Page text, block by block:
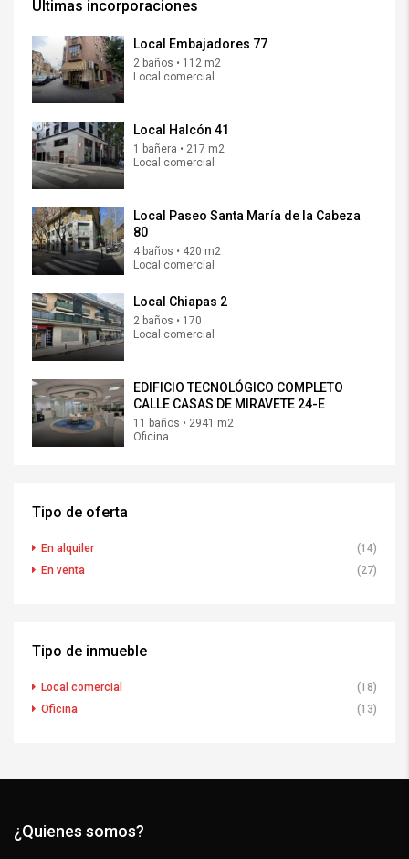
Últimas incorporaciones
Local Embajadores 77
2 baños • 112 m2
Local comercial
Local Halcón 41
1 bañera • 217 m2
Local comercial
Local Paseo Santa María de la Cabeza
80
4 baños • 420 m2
Local comercial
Local Chiapas 2
2 baños • 170
Local comercial
EDIFICIO TECNOLÓGICO COMPLETO
CALLE CASAS DE MIRAVETE 24-E
11 baños • 2941 m2
Oficina
Tipo de oferta
En alquiler
(14)
En venta
(27)
Tipo de inmueble
Local comercial
(18)
Oficina
(13)
¿Quienes somos?